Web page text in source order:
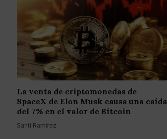
La venta de criptomonedas de
SpaceX de Elon Musk causa una caída
del 7% en el valor de Bitcoin
Santi Ramirez